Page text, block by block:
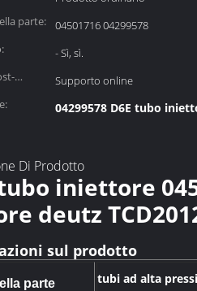
parte:
04501716 04299578
- Sì, sì.
Supporto online
04299578 D6E tubo
Di Prodotto
iniettore
deutz
sul prodotto
parte tubi ad alta